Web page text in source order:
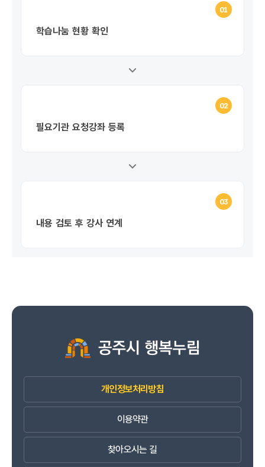
01
학습나눔 현황 확인
02
필요기관 요청강좌 등록
03
내용 검토 후 강사 연계
개인정보처리방침
이용약관
찾아오시는 길